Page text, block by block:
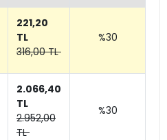
221,20
TL
316,00 TL
%30
2.066,40
TL
2.952,00
TL
%30